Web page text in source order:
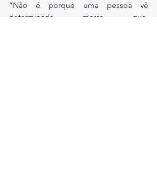
“Não é porque uma pessoa vê
determinada marca que,